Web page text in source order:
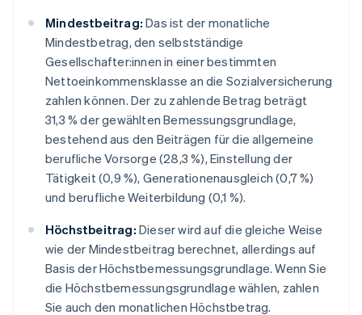
Mindestbeitrag: Das ist der monatliche
Mindestbetrag, den selbstständige
Gesellschafter:innen in einer bestimmten
Nettoeinkommensklasse an die Sozialversicherung
zahlen können. Der zu zahlende Betrag beträgt
31,3 % der gewählten Bemessungsgrundlage,
bestehend aus den Beiträgen für die allgemeine
berufliche Vorsorge (28,3 %), Einstellung der
Tätigkeit (0,9 %), Generationenausgleich (0,7 %)
und berufliche Weiterbildung (0,1 %).
Höchstbeitrag: Dieser wird auf die gleiche Weise
wie der Mindestbeitrag berechnet, allerdings auf
Basis der Höchstbemessungsgrundlage. Wenn Sie
die Höchstbemessungsgrundlage wählen, zahlen
Sie auch den monatlichen Höchstbetrag.